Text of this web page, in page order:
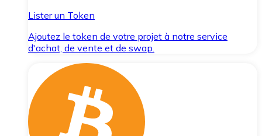
Lister un Token
Ajoutez le token de votre projet à notre service
d'achat, de vente et de swap.